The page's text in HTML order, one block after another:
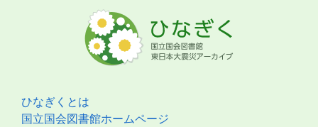
ひなぎくとは
国立国会図書館ホームページ